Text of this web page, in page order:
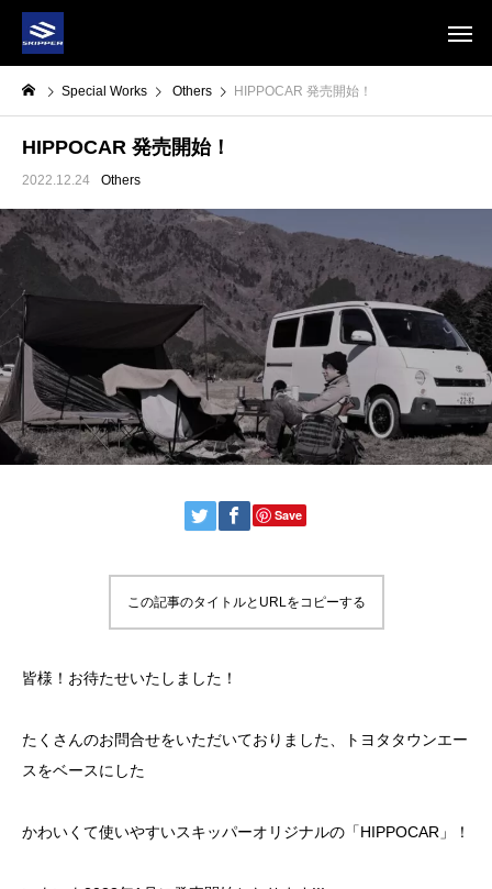
Special Works Others HIPPOCAR 発売開始！
HIPPOCAR 発売開始！
2022.12.24 Others
Save
この記事のタイトルとURLをコピーする
皆様！お待たせいたしました！
たくさんのお問合せをいただいておりました、トヨタタウンエー
スをベースにした
かわいくて使いやすいスキッパーオリジナルの「HIPPOCAR」！